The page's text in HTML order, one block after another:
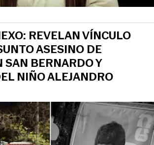
REVELAN VÍNCULO
ASESINO DE
SAN BERNARDO Y
NIÑO ALEJANDRO